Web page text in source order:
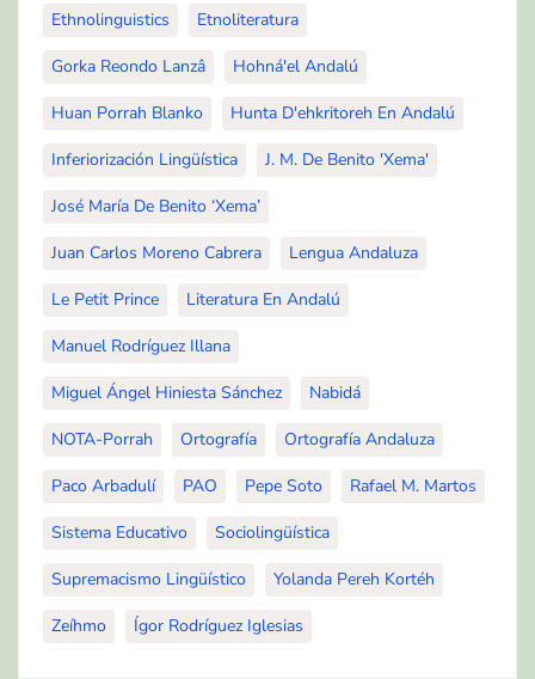
Ethnolinguistics Etnoliteratura
Gorka Reondo Lanzâ Hohná'el Andalú
Huan Porrah Blanko Hunta D'ehkritoreh En Andalú
Inferiorización Lingüística J. M. De Benito 'Xema'
José María De Benito ‘Xema’
Juan Carlos Moreno Cabrera Lengua Andaluza
Le Petit Prince Literatura En Andalú
Manuel Rodríguez Illana
Miguel Ángel Hiniesta Sánchez Nabidá
NOTA-Porrah Ortografía Ortografía Andaluza
Paco Arbadulí PAO Pepe Soto Rafael M. Martos
Sistema Educativo Sociolingüística
Supremacismo Lingüístico Yolanda Pereh Kortéh
Zeíhmo Ígor Rodríguez Iglesias